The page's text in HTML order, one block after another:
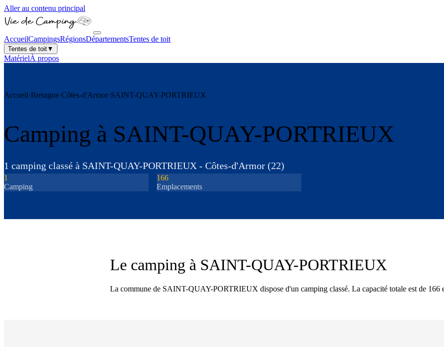
Aller au contenu principal
AccueilCampingsRégionsDépartementsTentes de toit
Tentes de toit▼
MatérielÀ propos
Accueil›Bretagne›Côtes-d'Armor›SAINT-QUAY-PORTRIEUX
Camping à SAINT-QUAY-PORTRIEUX
1 camping classé à SAINT-QUAY-PORTRIEUX - Côtes-d'Armor (22)
1
Camping
166
Emplacements
Le camping à SAINT-QUAY-PORTRIEUX
La commune de SAINT-QUAY-PORTRIEUX dispose d'un camping classé. La capacité totale est de 166